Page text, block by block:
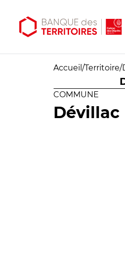
Accueil /Territoire/
COMMUNE
Dévillac